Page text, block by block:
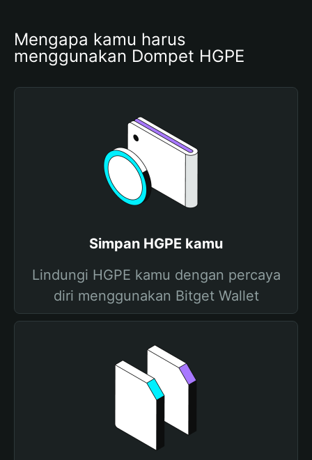
Mengapa kamu harus
menggunakan Dompet HGPE
Simpan HGPE kamu
Lindungi HGPE kamu dengan percaya
diri menggunakan Bitget Wallet